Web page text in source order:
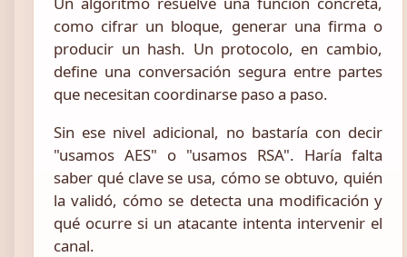
como cifrar un bloque, generar una firma o
producir un hash. Un protocolo, en cambio,
define una conversación segura entre partes
que necesitan coordinarse paso a paso.
Sin ese nivel adicional, no bastaría con decir
"usamos AES" o "usamos RSA". Haría falta
saber qué clave se usa, cómo se obtuvo, quién
la validó, cómo se detecta una modificación y
qué ocurre si un atacante intenta intervenir el
canal.